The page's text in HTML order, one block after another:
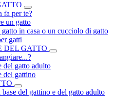
fa per te?
un gatto
in casa o un cucciolo di gatto
gatti
DEL GATTO
del gatto adulto
del gattino
del gattino e del gatto adulto